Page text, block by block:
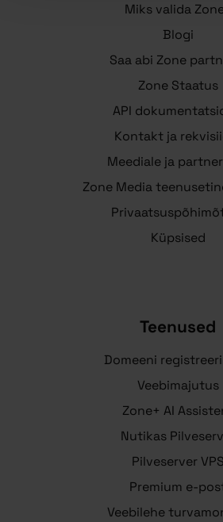
Miks valida
Blogi
Saa abi Zone
Zone Staatus
API
Kontakt ja
Meediale ja
Zone Media
Küpsised
Teenused
Domeeni
Veebimajutus
Zone+ AI
Nutikas
Pilveserver VPS
Premium e-
Veebilehe